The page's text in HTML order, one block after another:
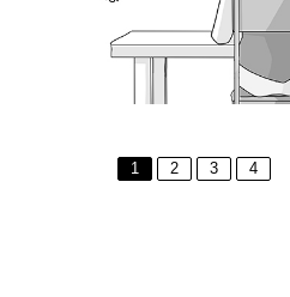
1 2 3 4